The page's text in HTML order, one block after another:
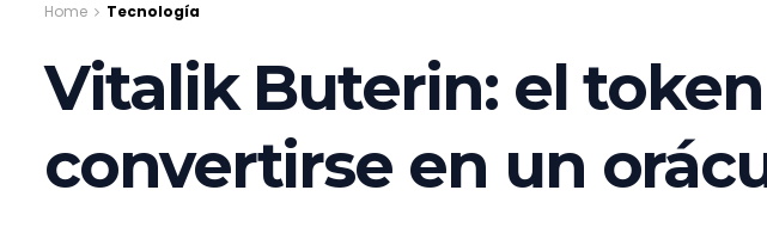
Home Tecnología
Vitalik Buterin: el
convertirse en un